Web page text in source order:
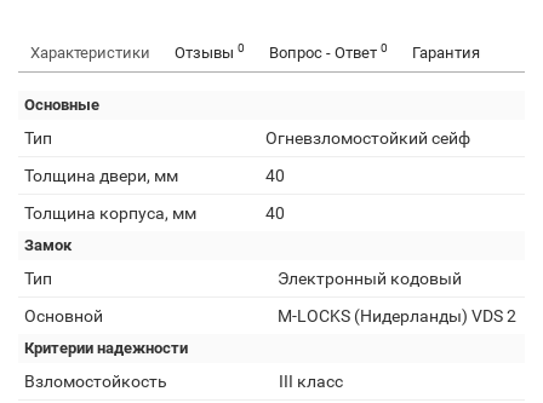
Характеристики Отзывы 0 Вопрос - Ответ 0 Гарантия
Основные
Тип
Огневзломостойкий сейф
Толщина двери, мм
40
Толщина корпуса, мм
40
Замок
Тип
Электронный кодовый
Основной
M-LOCKS (Нидерланды) VDS 2
Критерии надежности
Взломостойкость
III класс